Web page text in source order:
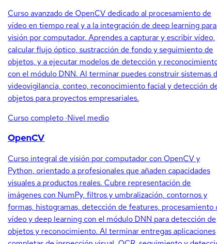
Curso avanzado de OpenCV dedicado al procesamiento de
vídeo en tiempo real y a la integración de deep learning para
visión por computador. Aprendes a capturar y escribir vídeo,
calcular flujo óptico, sustracción de fondo y seguimiento de
objetos, y a ejecutar modelos de detección y
con el módulo DNN. Al terminar puedes construir sistemas
videovigilancia, conteo, reconocimiento facial y detección
objetos para proyectos empresariales.
Curso completo ·Nivel medio
OpenCV
Curso integral de visión por computador con OpenCV y
Python, orientado a profesionales que añaden capacidades
visuales a productos reales. Cubre representación de
imágenes con NumPy, filtros y umbralización, contornos y
formas, histogramas, detección de features, procesamiento
vídeo y deep learning con el módulo DNN para detección de
objetos y reconocimiento. Al terminar entregas aplicaciones